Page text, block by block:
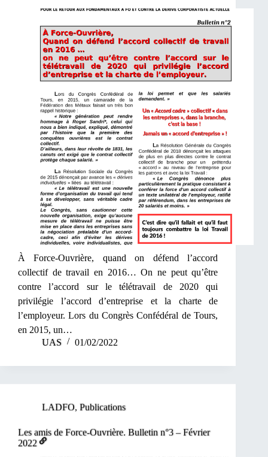
À Force-Ouvrière, quand on défend l’accord
collectif de travail en 2016… On ne peut qu’être
contre l’accord sur le télétravail de 2020 qui
privilégie l’accord d’entreprise et la charte de
l’employeur. Lors du Congrès Confédéral de Tours,
en 2015, un…
UAS
01/02/2022
LADFO, Publications
Les amis de Force-Ouvrière. Bulletin n°3 – Février
2022